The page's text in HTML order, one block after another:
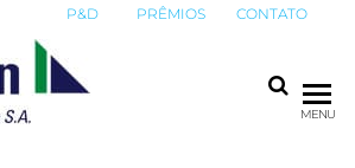
P&D PRÊMIOS CONTATO
MENU